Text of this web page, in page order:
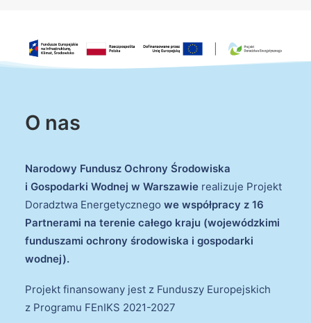
O nas
Narodowy Fundusz Ochrony Środowiska
i Gospodarki Wodnej w Warszawie realizuje Projekt
Doradztwa Energetycznego we współpracy z 16
Partnerami na terenie całego kraju (wojewódzkimi
funduszami ochrony środowiska i gospodarki
wodnej).
Projekt finansowany jest z Funduszy Europejskich
z Programu FEnIKS 2021-2027